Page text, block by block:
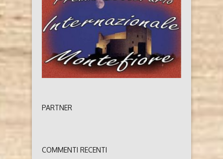
PARTNER
COMMENTI RECENTI